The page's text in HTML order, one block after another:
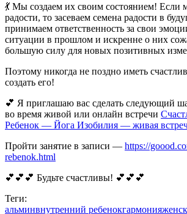
💃 Мы создаем их своим состоянием! Если
радости, то засеваем семена радости в
принимаем ответственность за свои
ситуации в прошлом и искренне о них
большую силу для новых позитивных
Поэтому никогда не поздно иметь
создать его!
💕 Я приглашаю вас сделать следующий
во время живой или онлайн встречи
Ребенок — Йога Изобилия — живая
Пройти занятие в записи — https://
rebenok.html
💕 💕 💕 Будьте счастливы! 💕 💕 💕
Теги:
альминвнутренний ребенокгармония